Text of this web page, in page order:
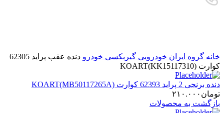
خانه گروه ایران خودرویی گیربکسی خودرو
دنده عقب پراید 62305
کوارت KOART(KK15117310)
دنده برنجی 2 پراید 62393 کوارت KOART(MB50117265A)
تومان ۲۱۰.۰۰۰
بازگشت به محصولات